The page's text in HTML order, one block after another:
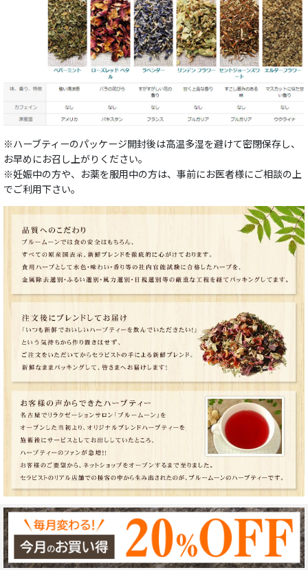
※ハーブティーのパッケージ開封後は高温多湿を避けて密閉保存し、
お早めにお召し上がりください。
※妊娠中の方や、お薬を服用中の方は、事前にお医者様にご相談の上
でご利用下さい。